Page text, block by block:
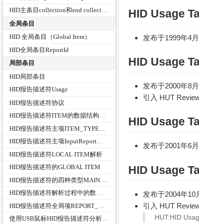
HID主条目collection和end collection详解
全局条目
HID 全局条目（Global Item）
HID全局条目ReportId
局部条目
HID局部条目
HID报告描述符Usage
HID报告描述符协议
HID报告描述符ITEM的数据结构及代码分析过程
HID报告描述符主项InputReport、OutputReport,FeatureReport
HID报告描述符LOCAL ITEM解析
HID报告描述符的GLOBAL ITEM
HID报告描述符解析过程中的数据结构关系
使用USB鼠标HID报告描述符分析HID_REPORT及成员HID_REPORT_ITEM关系
HID Usage
发布于1999年4
HID Usage
发布于2000年8
引入 HUT
HID Usage
发布于2001年6
HID Usage
发布于2004年10
引入 HUT
HUT:HID